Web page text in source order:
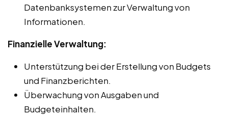
Datenbanksystemen zur Verwaltung von
Informationen.
Finanzielle Verwaltung:
Unterstützung bei der Erstellung von Budgets
und Finanzberichten.
Überwachung von Ausgaben und
Budgeteinhalten.